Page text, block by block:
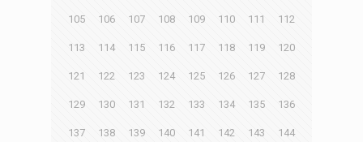
105 106 107 108 109 110 111 112
113 114 115 116 117 118 119 120
121 122 123 124 125 126 127 128
129 130 131 132 133 134 135 136
137 138 139 140 141 142 143 144